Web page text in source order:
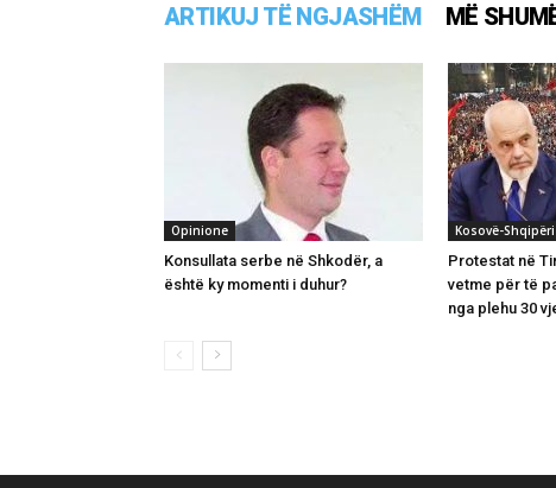
ARTIKUJ TË NGJASHËM MË
Opinione
Konsullata serbe në Shkodër, a
është ky momenti i duhur?
Kosovë-Shqipëri
Protestat në
vetme për të
nga plehu 30